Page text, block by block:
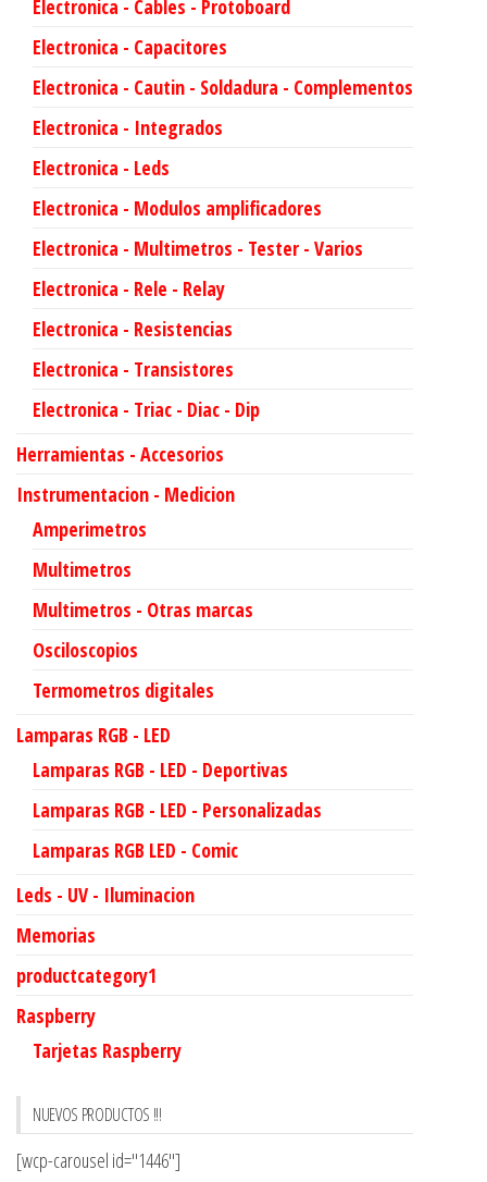
Electronica - Cables - Protoboard
Electronica - Capacitores
Electronica - Cautin - Soldadura - Complementos
Electronica - Integrados
Electronica - Leds
Electronica - Modulos amplificadores
Electronica - Multimetros - Tester - Varios
Electronica - Rele - Relay
Electronica - Resistencias
Electronica - Transistores
Electronica - Triac - Diac - Dip
Herramientas - Accesorios
Instrumentacion - Medicion
Amperimetros
Multimetros
Multimetros - Otras marcas
Osciloscopios
Termometros digitales
Lamparas RGB - LED
Lamparas RGB - LED - Deportivas
Lamparas RGB - LED - Personalizadas
Lamparas RGB LED - Comic
Leds - UV - Iluminacion
Memorias
productcategory1
Raspberry
Tarjetas Raspberry
NUEVOS PRODUCTOS !!!
[wcp-carousel id="1446"]